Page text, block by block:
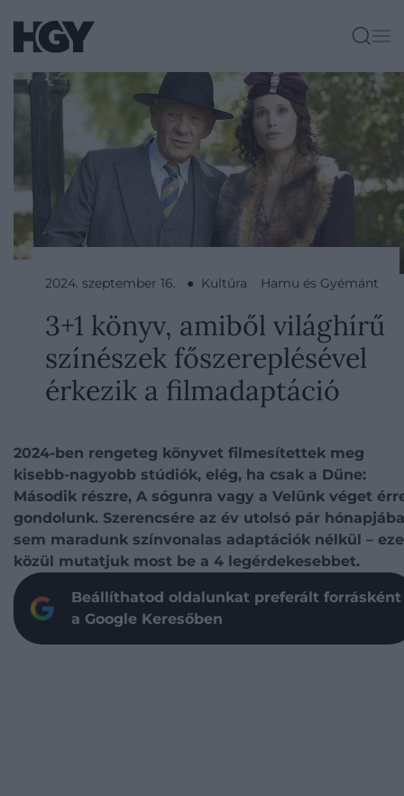
2024. szeptember 16. ● Kultúra Hamu és Gyémánt
3+1 könyv, amiből világhírű
színészek főszereplésével
érkezik a filmadaptáció
2024-ben rengeteg könyvet filmesítettek meg
kisebb-nagyobb stúdiók, elég, ha csak a Dűne:
Második részre, A sógunra vagy a Velünk véget
gondolunk. Szerencsére az év utolsó pár
sem maradunk színvonalas adaptációk nélkül –
közül mutatjuk most be a 4 legérdekesebbet.
Beállíthatod oldalunkat preferált forrásként
a Google Keresőben